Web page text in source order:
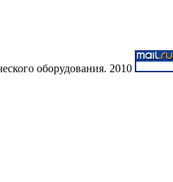
оборудования. 2010